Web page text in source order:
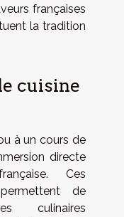
françaises
la tradition
cuisine
à un cours de
directe
Ces
de
culinaires